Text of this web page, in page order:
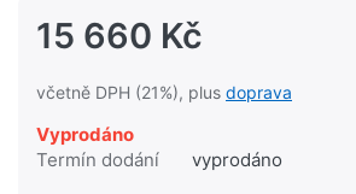
15 660 Kč
včetně DPH (21%), plus doprava
Vyprodáno
Termín dodání
vyprodáno